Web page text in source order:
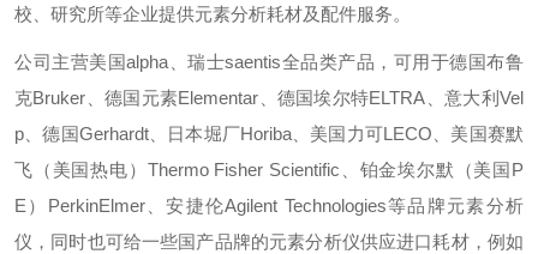
校、研究所等企业提供元素分析耗材及配件服务。
公司主营美国alpha、瑞士saentis全品类产品，可用于德国布鲁
克Bruker、德国元素Elementar、德国埃尔特ELTRA、意大利Vel
p、德国Gerhardt、日本堀厂Horiba、美国力可LECO、美国赛默
飞（美国热电）Thermo Fisher Scientific、铂金埃尔默（美国P
E）PerkinElmer、安捷伦Agilent Technologies等品牌元素分析
仪，同时也可给一些国产品牌的元素分析仪供应进口耗材，例如